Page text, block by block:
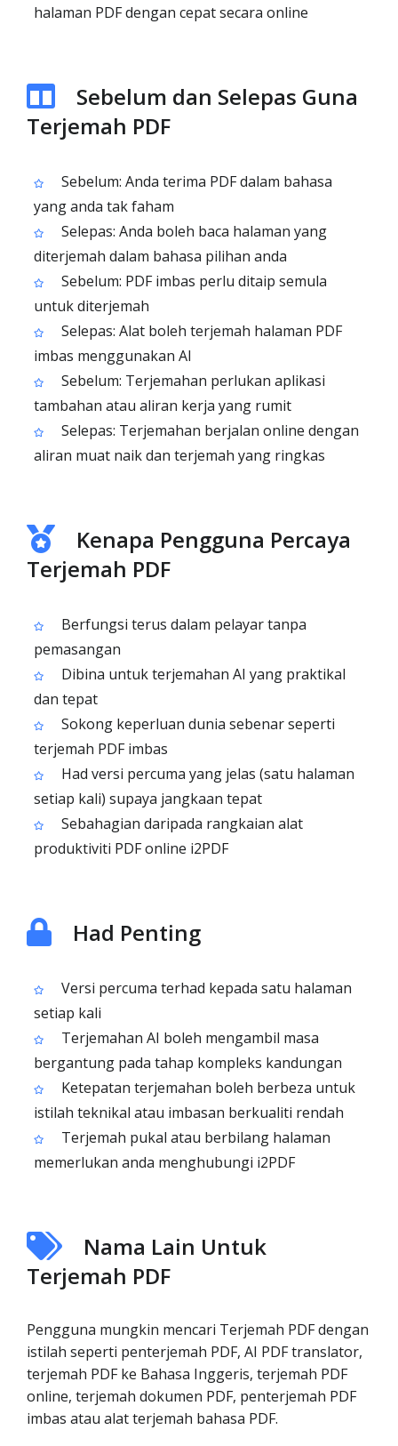
halaman PDF dengan cepat secara online
Sebelum dan Selepas Guna
Terjemah PDF
Sebelum: Anda terima PDF dalam bahasa
yang anda tak faham
Selepas: Anda boleh baca halaman yang
diterjemah dalam bahasa pilihan anda
Sebelum: PDF imbas perlu ditaip semula
untuk diterjemah
Selepas: Alat boleh terjemah halaman PDF
imbas menggunakan AI
Sebelum: Terjemahan perlukan aplikasi
tambahan atau aliran kerja yang rumit
Selepas: Terjemahan berjalan online dengan
aliran muat naik dan terjemah yang ringkas
Kenapa Pengguna Percaya
Terjemah PDF
Berfungsi terus dalam pelayar tanpa
pemasangan
Dibina untuk terjemahan AI yang praktikal
dan tepat
Sokong keperluan dunia sebenar seperti
terjemah PDF imbas
Had versi percuma yang jelas (satu halaman
setiap kali) supaya jangkaan tepat
Sebahagian daripada rangkaian alat
produktiviti PDF online i2PDF
Had Penting
Versi percuma terhad kepada satu halaman
setiap kali
Terjemahan AI boleh mengambil masa
bergantung pada tahap kompleks kandungan
Ketepatan terjemahan boleh berbeza untuk
istilah teknikal atau imbasan berkualiti rendah
Terjemah pukal atau berbilang halaman
memerlukan anda menghubungi i2PDF
Nama Lain Untuk
Terjemah PDF
Pengguna mungkin mencari Terjemah PDF dengan
istilah seperti penterjemah PDF, AI PDF translator,
terjemah PDF ke Bahasa Inggeris, terjemah PDF
online, terjemah dokumen PDF, penterjemah PDF
imbas atau alat terjemah bahasa PDF.